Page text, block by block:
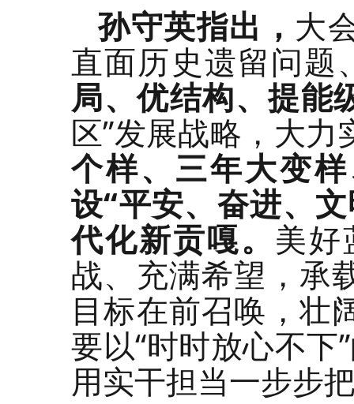
孙守英指出， 大
直面历史遗留问题
局、优结构、提能
区”发展战略，大力
个样、三年大变
设“平安、奋进、
代化新贡嘎。 美好
战、充满希望，承
目标在前召唤，壮
要以“时时放心不下
用实干担当一步步